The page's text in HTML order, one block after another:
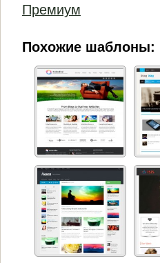
Премиум
Похожие шаблоны: